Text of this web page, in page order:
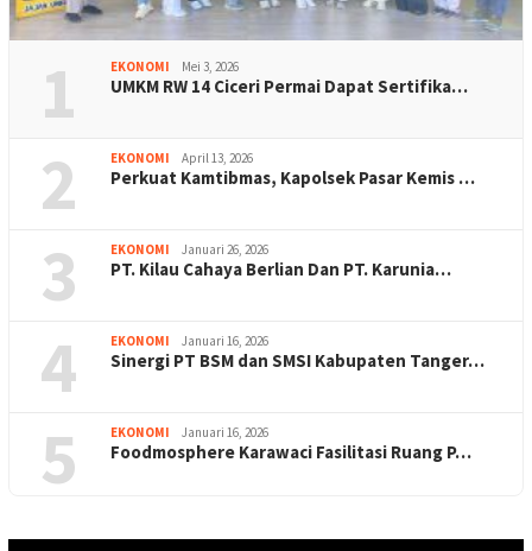
1 EKONOMI Mei 3, 2026
UMKM RW 14 Ciceri Permai Dapat Sertifika…
2 EKONOMI April 13, 2026
Perkuat Kamtibmas, Kapolsek Pasar Kemis …
3 EKONOMI Januari 26, 2026
PT. Kilau Cahaya Berlian Dan PT. Karunia…
4 EKONOMI Januari 16, 2026
Sinergi PT BSM dan SMSI Kabupaten Tanger…
5 EKONOMI Januari 16, 2026
Foodmosphere Karawaci Fasilitasi Ruang P…